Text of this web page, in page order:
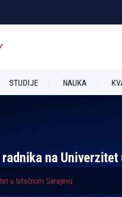
STUDIJE NAUKA
na Univerzitet
u Istočnom Sarajevu